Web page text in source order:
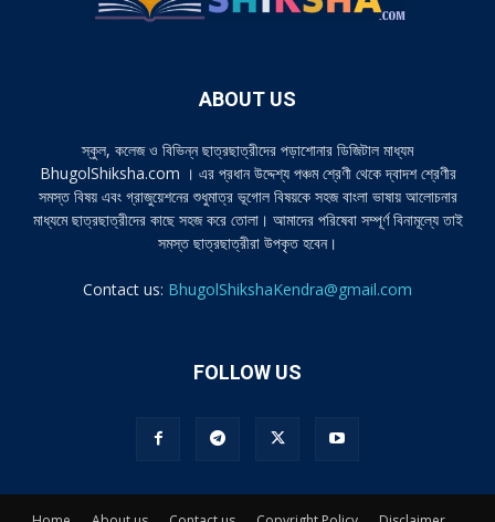
ABOUT US
স্কুল, কলেজ ও বিভিন্ন ছাত্রছাত্রীদের পড়াশোনার ডিজিটাল মাধ্যম
BhugolShiksha.com । এর প্রধান উদ্দেশ্য পঞ্চম শ্রেণী থেকে দ্বাদশ শ্রেণীর
সমস্ত বিষয় এবং গ্রাজুয়েশনের শুধুমাত্র ভূগোল বিষয়কে সহজ বাংলা ভাষায় আলোচনার
মাধ্যমে ছাত্রছাত্রীদের কাছে সহজ করে তোলা। আমাদের পরিষেবা সম্পূর্ণ বিনামূল্যে তাই
সমস্ত ছাত্রছাত্রীরা উপকৃত হবেন।
Contact us: BhugolShikshaKendra@gmail.com
FOLLOW US